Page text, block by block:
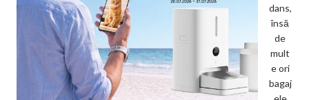
dans,
însă
de
mult
e ori
bagaj